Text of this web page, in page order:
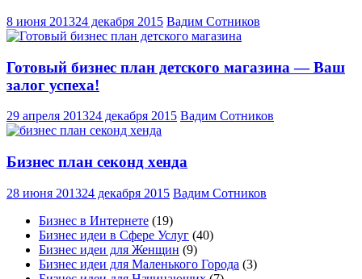
8 июня 201324 декабря 2015 Вадим Сотников
Готовый бизнес план детского магазина — Ваш
залог успеха!
29 апреля 201324 декабря 2015 Вадим Сотников
Бизнес план секонд хенда
28 июня 201324 декабря 2015 Вадим Сотников
Бизнес в Интернете (19)
Бизнес идеи в Сфере Услуг (40)
Бизнес идеи для Женщин (9)
Бизнес идеи для Маленького Города (3)